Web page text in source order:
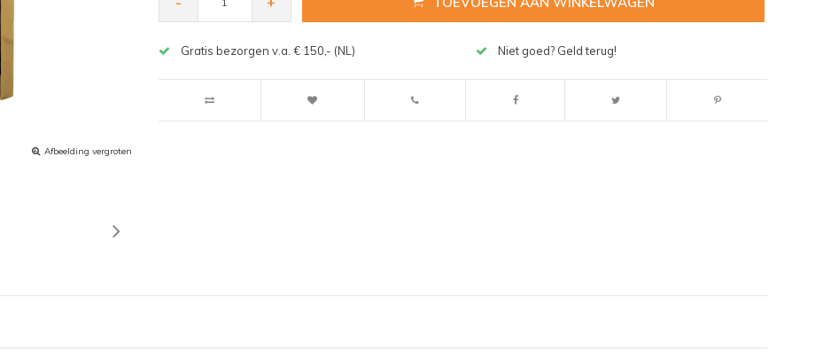
Afbeelding vergroten
Gratis bezorgen v.a. € 150,- (NL) Niet goed? Geld terug!